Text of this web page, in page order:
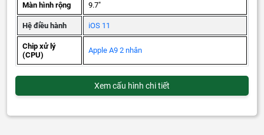
Màn hình rộng 9.7"
Hệ điều hành iOS 11
Chip xử lý
(CPU)
Apple A9 2 nhân
Xem cấu hình chi tiết